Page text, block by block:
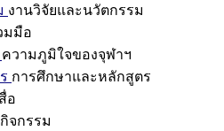
งานวิจัยและนวัตกรรม
มมือ
ความภูมิใจของจุฬาฯ
การศึกษาและหลักสูตร
อ
จกรรม